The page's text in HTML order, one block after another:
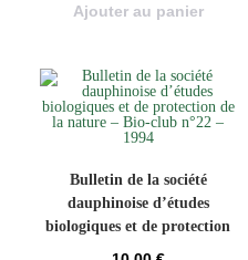
Ajouter au panier
Bulletin de la société
dauphinoise d’études
biologiques et de protection